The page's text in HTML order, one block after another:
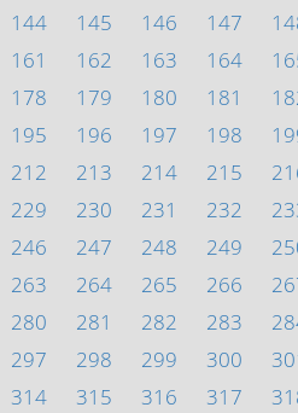
144 145 146 147
161 162 163 164
178 179 180 181
195 196 197 198
212 213 214 215
229 230 231 232
246 247 248 249
263 264 265 266
280 281 282 283
297 298 299 300
314 315 316 317